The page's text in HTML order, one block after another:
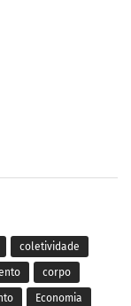
coletividade
corpo
Economia